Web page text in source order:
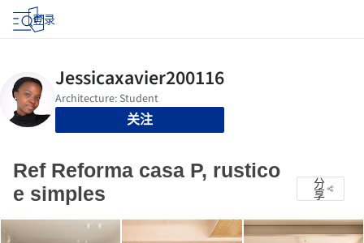
登录
关注
Ref Reforma casa P, rustico
e simples
分
享